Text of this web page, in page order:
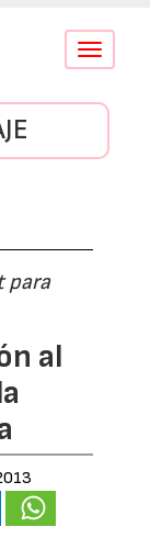
Conmutar
para
al